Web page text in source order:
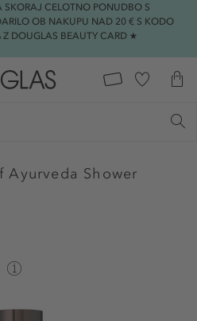
CELOTNO PONUDBO S
OB NAKUPU NAD 20 € S KODO
DOUGLAS BEAUTY CARD ★
Ayurveda Shower